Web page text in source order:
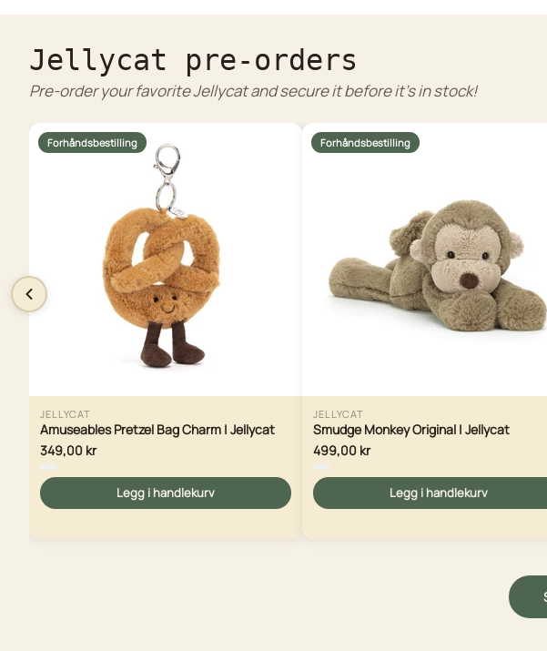
Jellycat pre-orders
Pre-order your favorite Jellycat and secure it before it's in stock!
Forhåndsbestilling
JELLYCAT
Amuseables Pretzel Bag Charm | Jellycat
349,00 kr
Legg i handlekurv
Forhåndsbestilling
JELLYCAT
Smudge Monkey Original | Jellycat
499,00 kr
Legg i handlekurv